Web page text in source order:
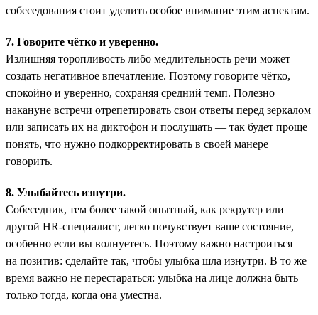
собеседования стоит уделить особое внимание этим аспектам.
7. Говорите чётко и уверенно.
Излишняя торопливость либо медлительность речи может
создать негативное впечатление. Поэтому говорите чётко,
спокойно и уверенно, сохраняя средний темп. Полезно
накануне встречи отрепетировать свои ответы перед зеркалом
или записать их на диктофон и послушать — так будет проще
понять, что нужно подкорректировать в своей манере
говорить.
8. Улыбайтесь изнутри.
Собеседник, тем более такой опытный, как рекрутер или
другой HR-специалист, легко почувствует ваше состояние,
особенно если вы волнуетесь. Поэтому важно настроиться
на позитив: сделайте так, чтобы улыбка шла изнутри. В то же
время важно не перестараться: улыбка на лице должна быть
только тогда, когда она уместна.